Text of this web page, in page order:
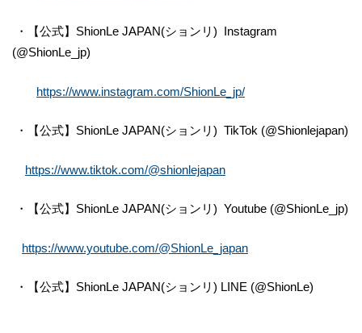
・【公式】ShionLe JAPAN(ションリ) Instagram
(@ShionLe_jp)
https://www.instagram.com/ShionLe_jp/
・【公式】ShionLe JAPAN(ションリ) TikTok (@Shionlejapan)
https://www.tiktok.com/@shionlejapan
・【公式】ShionLe JAPAN(ションリ) Youtube (@ShionLe_jp)
https://www.youtube.com/@ShionLe_japan
・【公式】ShionLe JAPAN(ションリ) LINE (@ShionLe)